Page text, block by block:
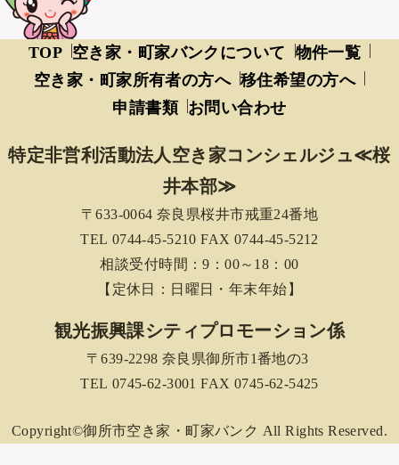
TOP 空き家・町家バンクについて
物件一覧
空き家・町家所有者の方へ 移住希望の方へ
申請書類 お問い合わせ
特定非営利活動法人空き家コンシェルジュ≪桜
井本部≫
〒633-0064 奈良県桜井市戒重24番地
TEL 0744-45-5210 FAX 0744-45-5212
相談受付時間：9：00～18：00
【定休日：日曜日・年末年始】
観光振興課シティプロモーション係
〒639-2298 奈良県御所市1番地の3
TEL 0745-62-3001 FAX 0745-62-5425
Copyright©御所市空き家・町家バンク All Rights Reserved.